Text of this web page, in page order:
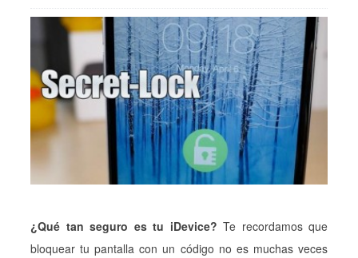
¿Qué tan seguro es tu iDevice? Te recordamos que
bloquear tu pantalla con un código no es muchas veces